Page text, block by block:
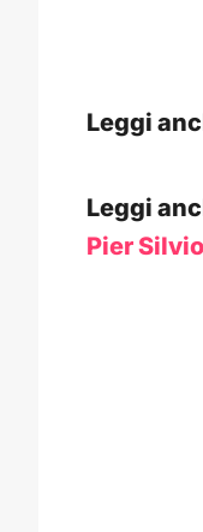
Leggi
Leggi
Pier Silvio